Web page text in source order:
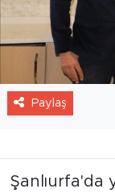
Paylaş
Şanlıurfa'da